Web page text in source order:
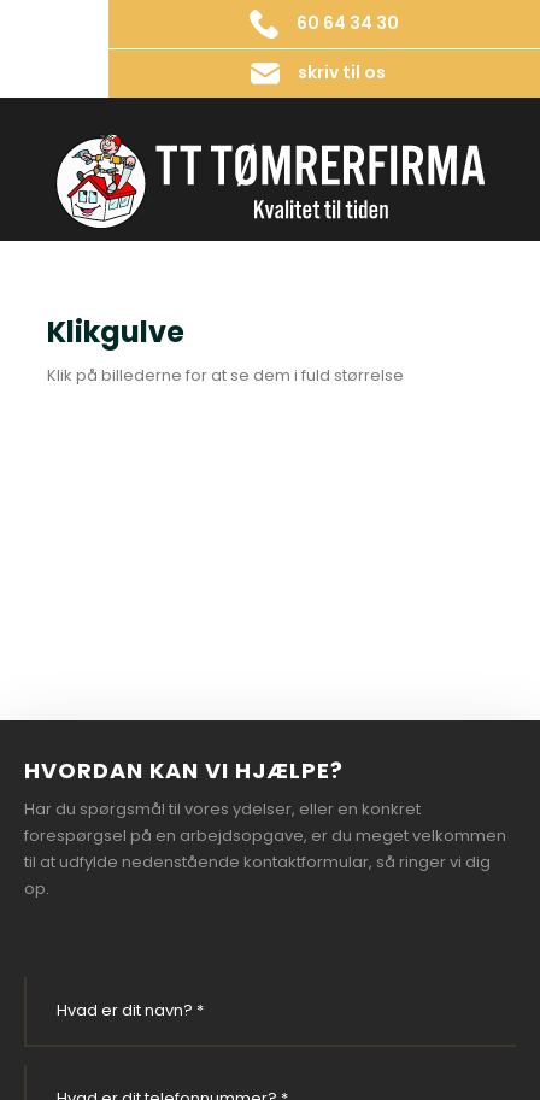
60 64 34 30
skriv til os
Klikgulve​
​Klik på billederne for at se dem i fuld størrelse​
HVORDAN KAN VI HJÆLPE?
Har du spørgsmål til vores ydelser, eller en konkret
forespørgsel på en arbejdsopgave, er du meget velkommen
til at udfylde nedenstående kontaktformular, så ringer vi dig
op.